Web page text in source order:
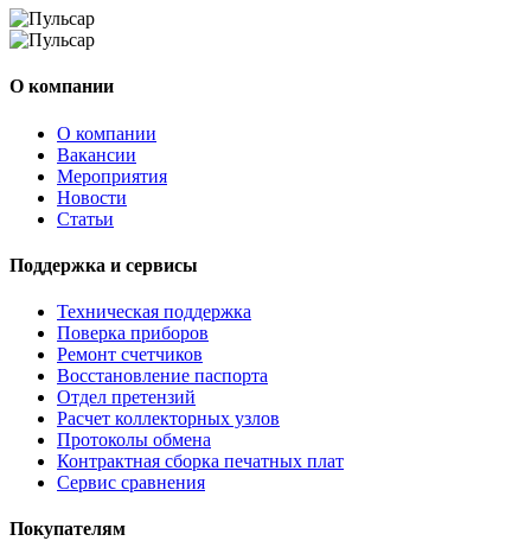
О компании
О компании
Вакансии
Мероприятия
Новости
Статьи
Поддержка и сервисы
Техническая поддержка
Поверка приборов
Ремонт счетчиков
Восстановление паспорта
Отдел претензий
Расчет коллекторных узлов
Протоколы обмена
Контрактная сборка печатных плат
Сервис сравнения
Покупателям